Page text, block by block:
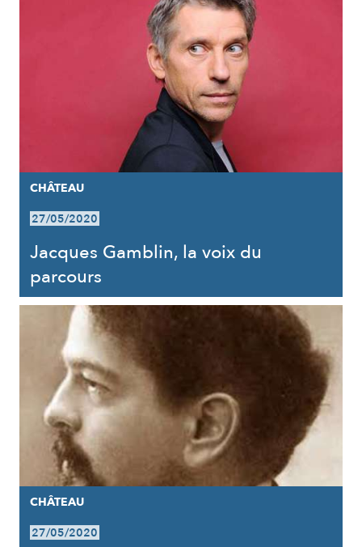
CHÂTEAU
27/05/2020
Jacques Gamblin, la voix du
parcours
CHÂTEAU
27/05/2020